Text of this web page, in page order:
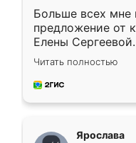
Больше всех мне
предложение от
Елены
короткие сроки
для замера
предложил по
Читать полностью
Ярослава